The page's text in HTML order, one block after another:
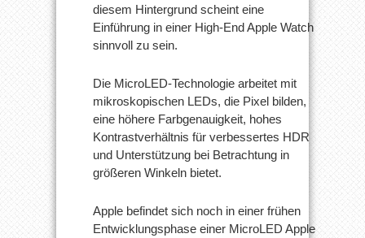
diesem Hintergrund scheint eine
Einführung in einer High-End Apple Watch
sinnvoll zu sein.
Die MicroLED-Technologie arbeitet mit
mikroskopischen LEDs, die Pixel bilden,
eine höhere Farbgenauigkeit, hohes
Kontrastverhältnis für verbessertes HDR
und Unterstützung bei Betrachtung in
größeren Winkeln bietet.
Apple befindet sich noch in einer frühen
Entwicklungsphase einer MicroLED Apple